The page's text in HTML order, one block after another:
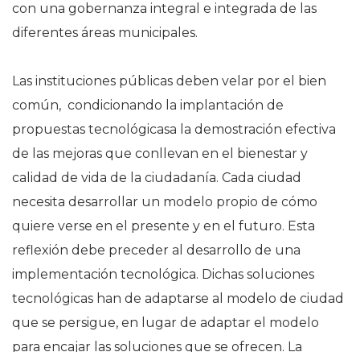
con una gobernanza integral e integrada de las
diferentes áreas municipales.
Las instituciones públicas deben velar por el bien
común, condicionando la implantación de
propuestas tecnológicasa la demostración efectiva
de las mejoras que conllevan en el bienestar y
calidad de vida de la ciudadanía. Cada ciudad
necesita desarrollar un modelo propio de cómo
quiere verse en el presente y en el futuro. Esta
reflexión debe preceder al desarrollo de una
implementación tecnológica. Dichas soluciones
tecnológicas han de adaptarse al modelo de ciudad
que se persigue, en lugar de adaptar el modelo
para encajar las soluciones que se ofrecen. La